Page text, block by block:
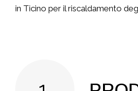
in Ticino per il riscaldamento